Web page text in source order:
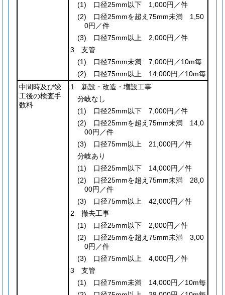
(1) 口径25mm以下 1,000円／件
(2) 口径25mmを超え75mm未満 1,50
0円／件
(3) 口径75mm以上 2,000円／件
3 支管
(1) 口径75mm未満 7,000円／10m毎
(2) 口径75mm以上 14,000円／10m毎
中間時及び竣
工後の検査手
数料
1 新設・改造・増設工事
分岐なし
(1) 口径25mm以下 7,000円／件
(2) 口径25mmを超え75mm未満 14,0
00円／件
(3) 口径75mm以上 21,000円／件
分岐あり
(1) 口径25mm以下 14,000円／件
(2) 口径25mmを超え75mm未満 28,0
00円／件
(3) 口径75mm以上 42,000円／件
2 撤去工事
(1) 口径25mm以下 2,000円／件
(2) 口径25mmを超え75mm未満 3,00
0円／件
(3) 口径75mm以上 4,000円／件
3 支管
(1) 口径75mm未満 14,000円／10m毎